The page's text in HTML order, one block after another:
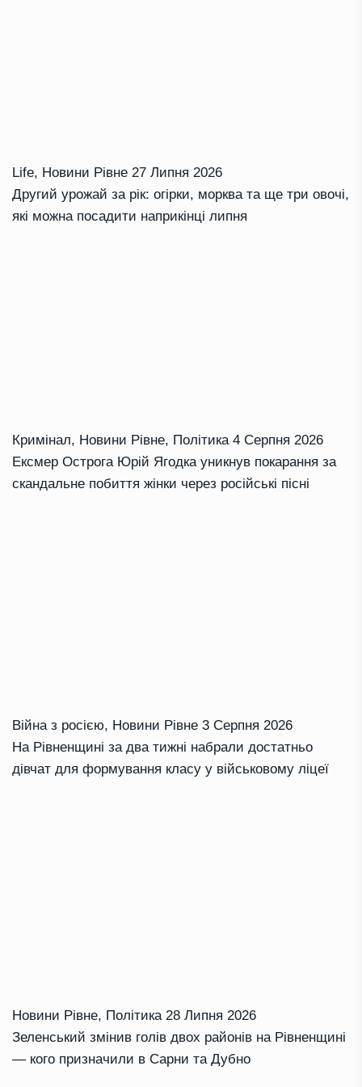
Life, Новини Рівне 27 Липня 2026
Другий урожай за рік: огірки, морква та ще три овочі,
які можна посадити наприкінці липня
Кримінал, Новини Рівне, Політика 4 Серпня 2026
Ексмер Острога Юрій Ягодка уникнув покарання за
скандальне побиття жінки через російські пісні
Війна з росією, Новини Рівне 3 Серпня 2026
На Рівненщині за два тижні набрали достатньо
дівчат для формування класу у військовому ліцеї
Новини Рівне, Політика 28 Липня 2026
Зеленський змінив голів двох районів на Рівненщині
— кого призначили в Сарни та Дубно